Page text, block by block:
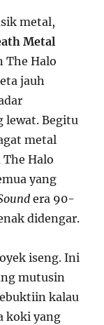
metal,
Metal
The Halo
jauh
lewat. Begitu
metal
The Halo
yang
era 90-
didengar.
iseng. Ini
mutusin
kalau
koki yang